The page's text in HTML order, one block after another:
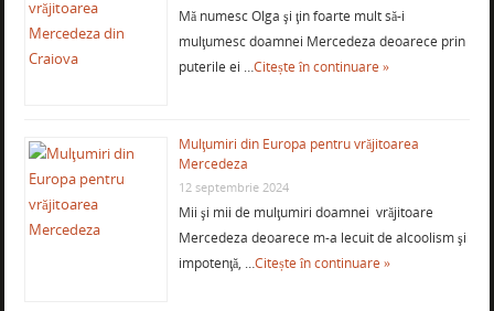
Mă numesc Olga şi ţin foarte mult să-i
mulţumesc doamnei Mercedeza deoarece prin
puterile ei …Citește în continuare »
Mulţumiri din Europa pentru vrăjitoarea
Mercedeza
12 septembrie 2024
Mii şi mii de mulţumiri doamnei vrăjitoare
Mercedeza deoarece m-a lecuit de alcoolism şi
impotenţă, …Citește în continuare »